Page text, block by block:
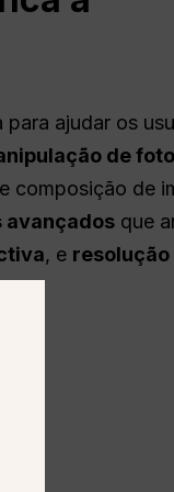
ajudar os
de
composição de
avançados que
, e resolução